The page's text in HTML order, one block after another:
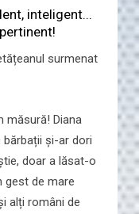
inteligent...
surmenat
măsură! Diana
bărbații și-ar dori
doar a lăsat-o
gest de mare
alți români de